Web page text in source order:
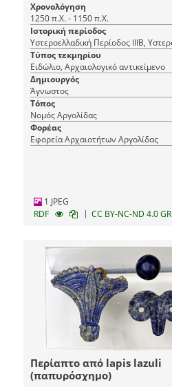
Χρονολόγηση
1250 π.Χ. - 1150 π.Χ.
Ιστορική περίοδος
Τύπος τεκμηρίου
Ειδώλιο, Αρχαιολογικό αντικείμενο
Δημιουργός
Άγνωστος
Τόπος
Νομός Αργολίδας
Φορέας
Εφορεία Αρχαιοτήτων Αργολίδας
1 JPEG
RDF
| CC BY-NC-ND 4.0 GR
Περίαπτο από lapis lazuli
(παπυρόσχημο)